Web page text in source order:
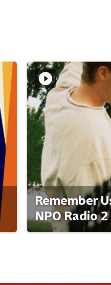
Remember
NPO Radio